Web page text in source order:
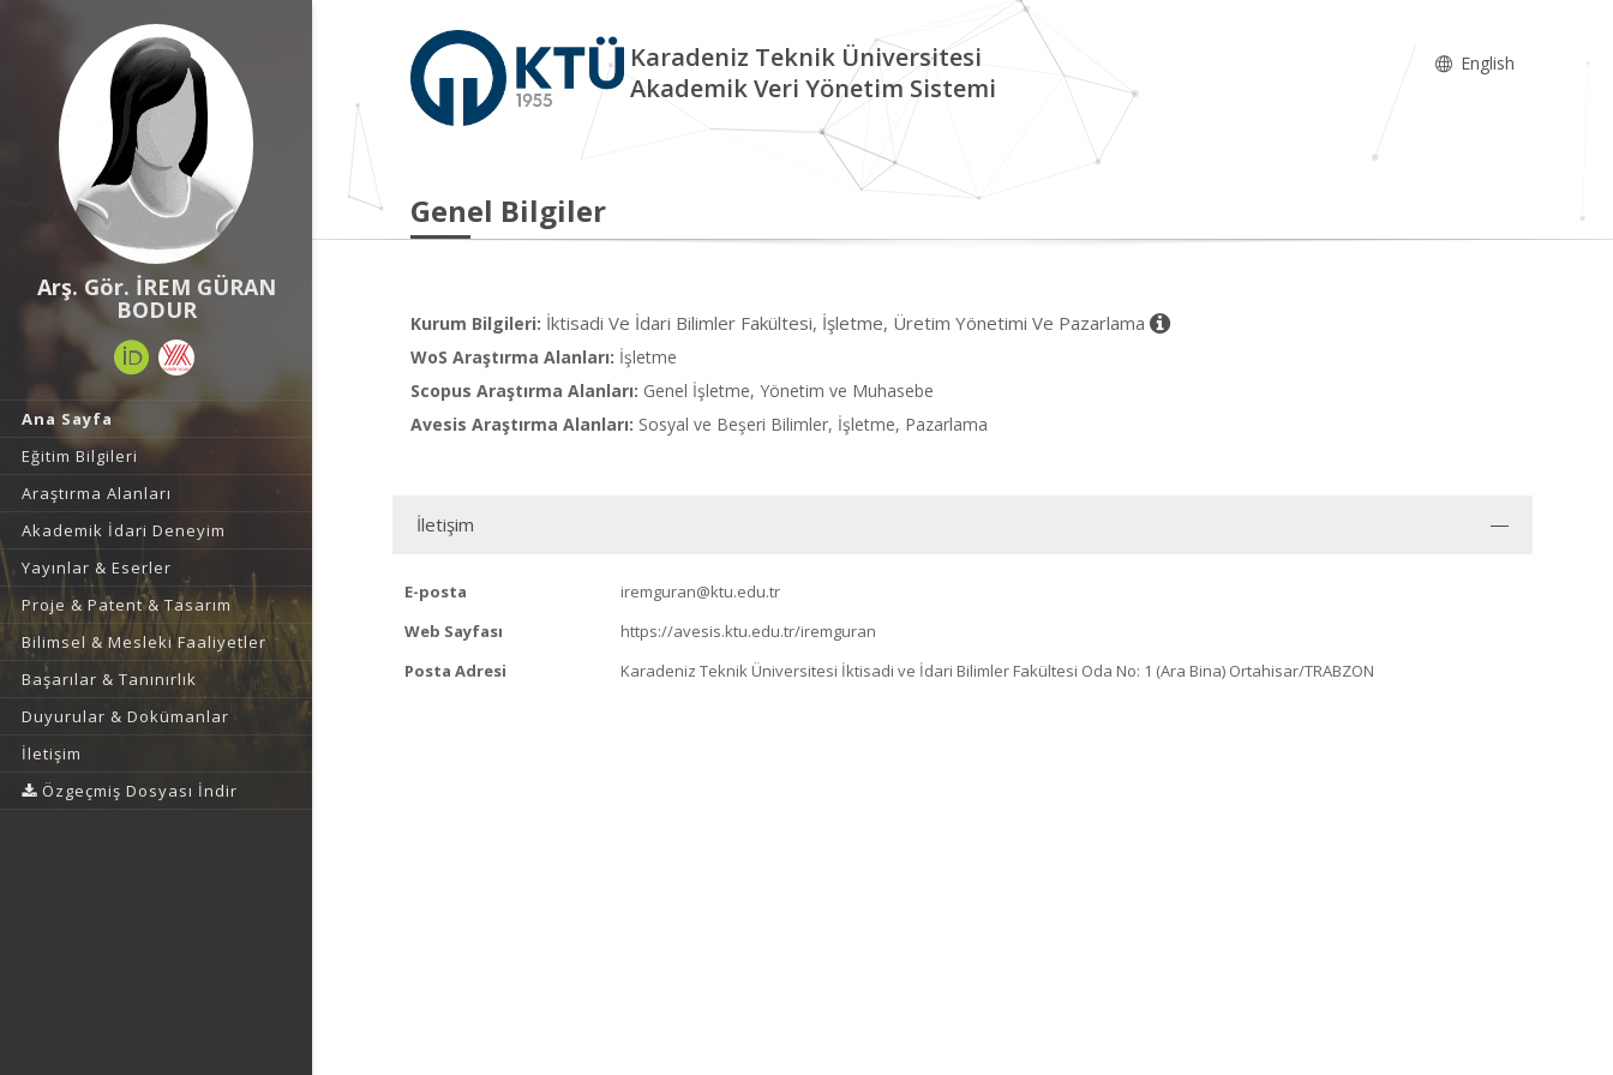
Arş. Gör. İREM GÜRAN
BODUR
Ana Sayfa
Eğitim Bilgileri
Araştırma Alanları
Akademik İdari Deneyim
Yayınlar & Eserler
Proje & Patent & Tasarım
Bilimsel & Mesleki Faaliyetler
Başarılar & Tanınırlık
Duyurular & Dokümanlar
İletişim
Özgeçmiş Dosyası İndir
Karadeniz Teknik Üniversitesi
Akademik Veri Yönetim Sistemi
English
Genel Bilgiler
Kurum Bilgileri: İktisadi Ve İdari Bilimler Fakültesi, İşletme, Üretim Yönetimi Ve Pazarlama
WoS Araştırma Alanları: İşletme
Scopus Araştırma Alanları: Genel İşletme, Yönetim ve Muhasebe
Avesis Araştırma Alanları: Sosyal ve Beşeri Bilimler, İşletme, Pazarlama
İletişim
E-posta
iremguran@ktu.edu.tr
Web Sayfası
https://avesis.ktu.edu.tr/iremguran
Posta Adresi
Karadeniz Teknik Üniversitesi İktisadi ve İdari Bilimler Fakültesi Oda No: 1 (Ara Bina) Ortahisar/TRABZON